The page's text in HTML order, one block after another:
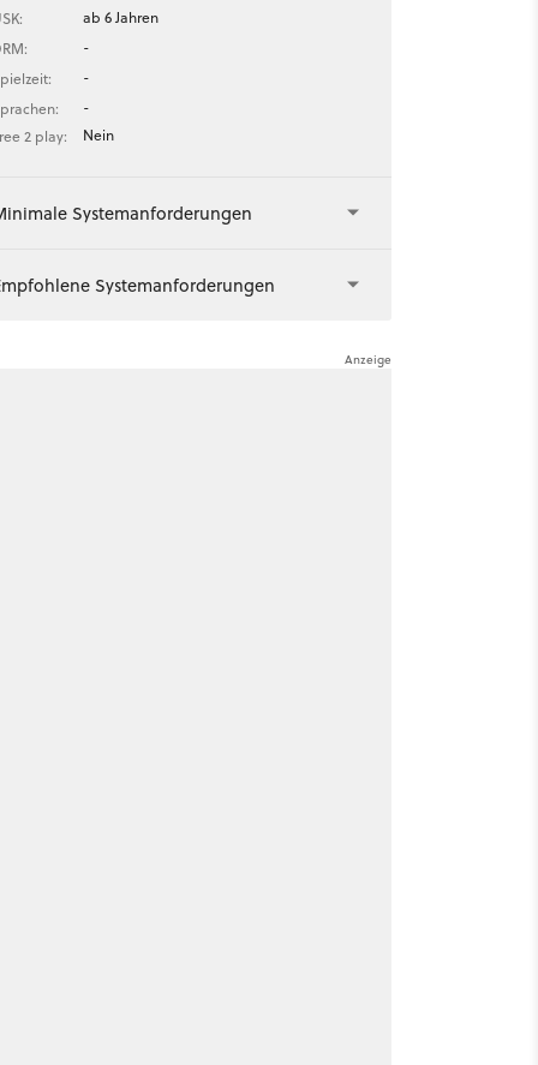
ab 6 Jahren
-
-
-
2 play:
Nein
Systemanforderungen
Systemanforderungen